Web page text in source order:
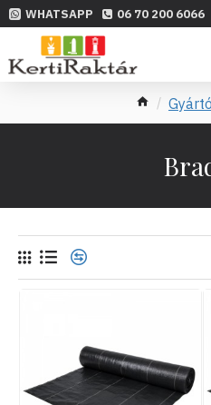
WHATSAPP 06 70 200 6066
Gyártó